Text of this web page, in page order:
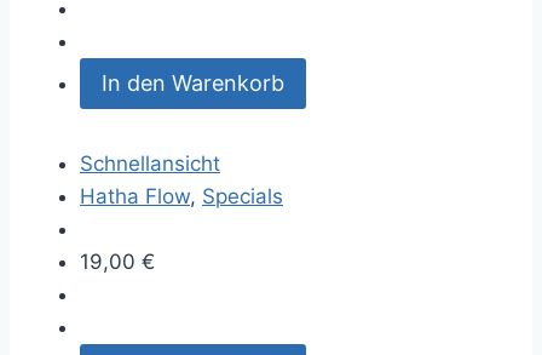
In den Warenkorb
Schnellansicht
Hatha Flow, Specials
19,00 €